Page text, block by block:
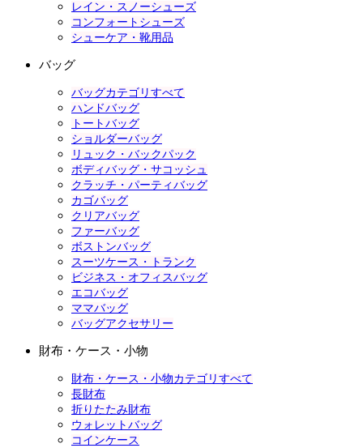
レイン・スノーシューズ
コンフォートシューズ
シューケア・靴用品
バッグ
バッグカテゴリすべて
ハンドバッグ
トートバッグ
ショルダーバッグ
リュック・バックパック
ボディバッグ・サコッシュ
クラッチ・パーティバッグ
カゴバッグ
クリアバッグ
ファーバッグ
ボストンバッグ
スーツケース・トランク
ビジネス・オフィスバッグ
エコバッグ
ママバッグ
バッグアクセサリー
財布・ケース・小物
財布・ケース・小物カテゴリすべて
長財布
折りたたみ財布
ウォレットバッグ
コインケース